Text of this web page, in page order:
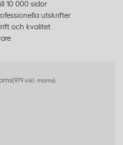
10 000 sidor
utskrifter
och kvalitet
(979 inkl. moms)